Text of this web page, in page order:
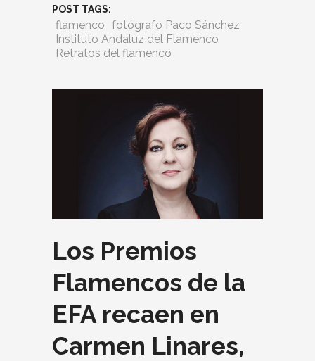
POST TAGS:
flamenco fotógrafo Paco Sánchez
Instituto Andaluz del Flamenco
Retratos del flamenco
Los Premios
Flamencos de la
EFA recaen en
Carmen Linares,